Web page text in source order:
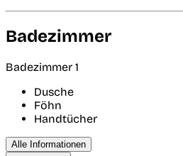
Badezimmer
Badezimmer 1
Dusche
Föhn
Handtücher
Alle Informationen